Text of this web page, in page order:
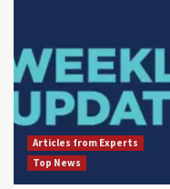
Articles from Experts
Top News